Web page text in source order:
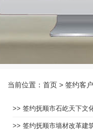
当前位置： 首页 > 签约客户
>> 签约抚顺市石屹天下文
>> 签约抚顺市墙材改革建